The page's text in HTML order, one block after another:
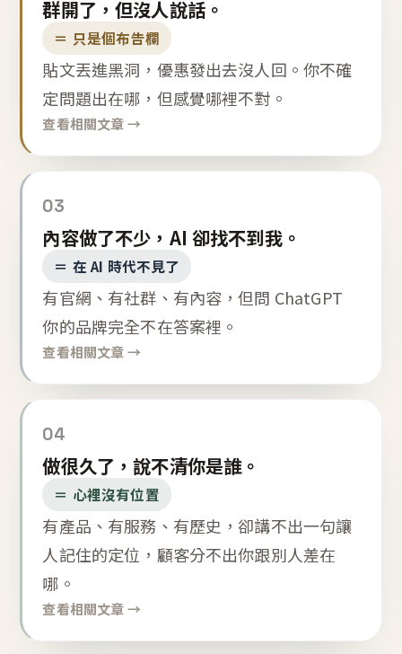
群開了，但沒人說話。
＝ 只是個布告欄
貼文丟進黑洞，優惠發出去沒人回。你不確
定問題出在哪，但感覺哪裡不對。
查看相關文章 →
03
內容做了不少，AI 卻找不到我。
＝ 在 AI 時代不見了
有官網、有社群、有內容，但問 ChatGPT
你的品牌完全不在答案裡。
查看相關文章 →
04
做很久了，說不清你是誰。
＝ 心裡沒有位置
有產品、有服務、有歷史，卻講不出一句讓
人記住的定位，顧客分不出你跟別人差在
哪。
查看相關文章 →